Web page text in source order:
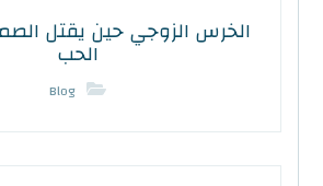
الخرس الزوجي حين يقتل
الحب
Blog